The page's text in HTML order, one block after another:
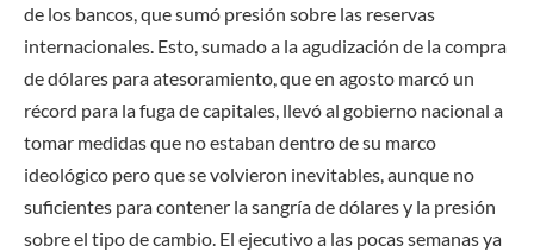
de los bancos, que sumó presión sobre las reservas
internacionales. Esto, sumado a la agudización de la compra
de dólares para atesoramiento, que en agosto marcó un
récord para la fuga de capitales, llevó al gobierno nacional a
tomar medidas que no estaban dentro de su marco
ideológico pero que se volvieron inevitables, aunque no
suficientes para contener la sangría de dólares y la presión
sobre el tipo de cambio. El ejecutivo a las pocas semanas ya